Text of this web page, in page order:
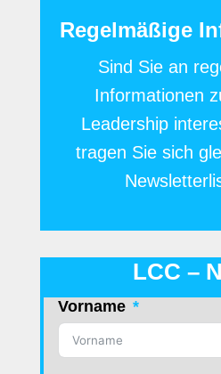
Regelmäßige
Sind Sie an
Informationen
Leadership
tragen Sie sich
LCC –
Vorname